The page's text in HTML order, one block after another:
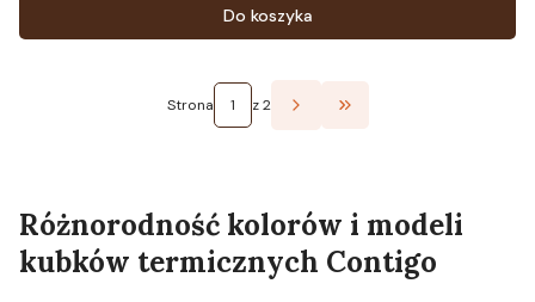
Do koszyka
Strona z 2 Przejdź do ostatniej
Różnorodność kolorów i modeli
kubków termicznych Contigo